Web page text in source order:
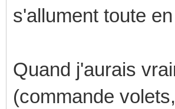
s'allument toute
Quand j'aurais
(commande